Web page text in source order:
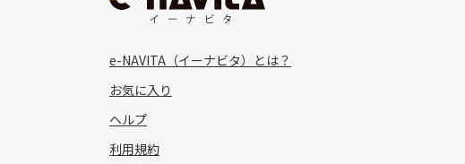
e-NAVITA（イーナビタ）とは？
お気に入り
ヘルプ
利用規約